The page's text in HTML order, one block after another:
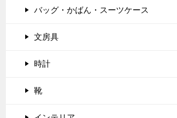
バッグ・かばん・スーツケース
文房具
時計
靴